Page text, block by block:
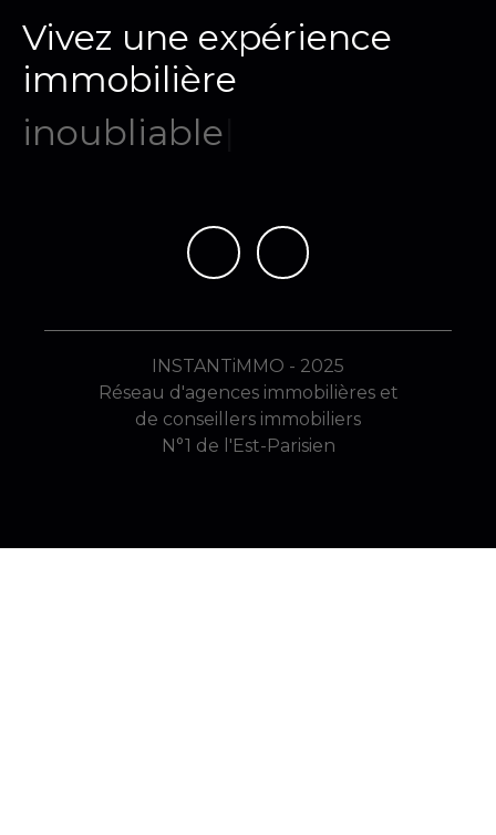
Vivez une expérience
immobilière
mémo|
INSTANTiMMO - 2025
Réseau d'agences immobilières et
de conseillers immobiliers
N°1 de l'Est-Parisien